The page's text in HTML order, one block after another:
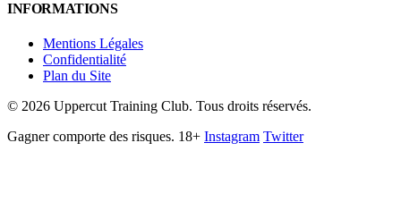
INFORMATIONS
Mentions Légales
Confidentialité
Plan du Site
© 2026 Uppercut Training Club. Tous droits réservés.
Gagner comporte des risques. 18+ Instagram Twitter